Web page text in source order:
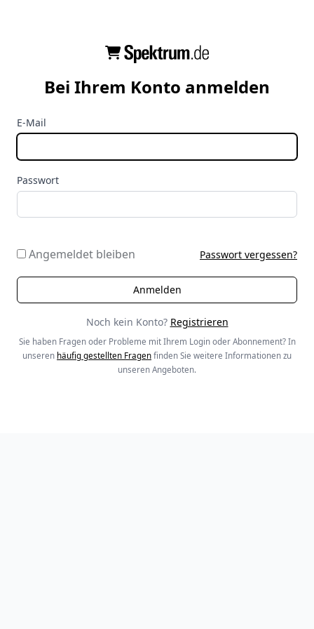
Bei Ihrem Konto anmelden
E-Mail
Passwort
Angemeldet bleiben Passwort vergessen?
Noch kein Konto? Registrieren
Sie haben Fragen oder Probleme mit Ihrem Login oder Abonnement? In
unseren häufig gestellten Fragen finden Sie weitere Informationen zu
unseren Angeboten.